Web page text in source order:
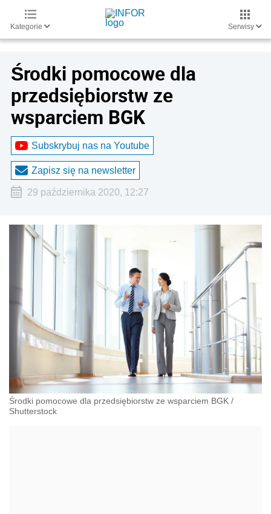
Kategorie Serwisy
Środki pomocowe dla
przedsiębiorstw ze
wsparciem BGK
Subskrybuj nas na Youtube
Zapisz się na newsletter
29 października 2020, 12:27
Środki pomocowe dla przedsiębiorstw ze wsparciem BGK /
Shutterstock